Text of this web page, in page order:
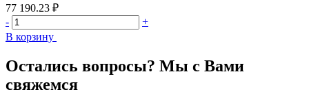
77 190.23 ₽
-
+
В корзину
Остались вопросы? Мы с Вами
свяжемся